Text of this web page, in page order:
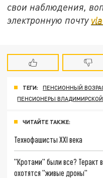
свои наблюдения,
электронную почту
ТЕГИ:
ПЕНСИОННЫЙ
ПЕНСИОНЕРЫ
ЧИТАЙТЕ ТАКЖЕ:
Технофашисты XXI века
"Кротами" были все? Теракт
охотятся "живые дроны"